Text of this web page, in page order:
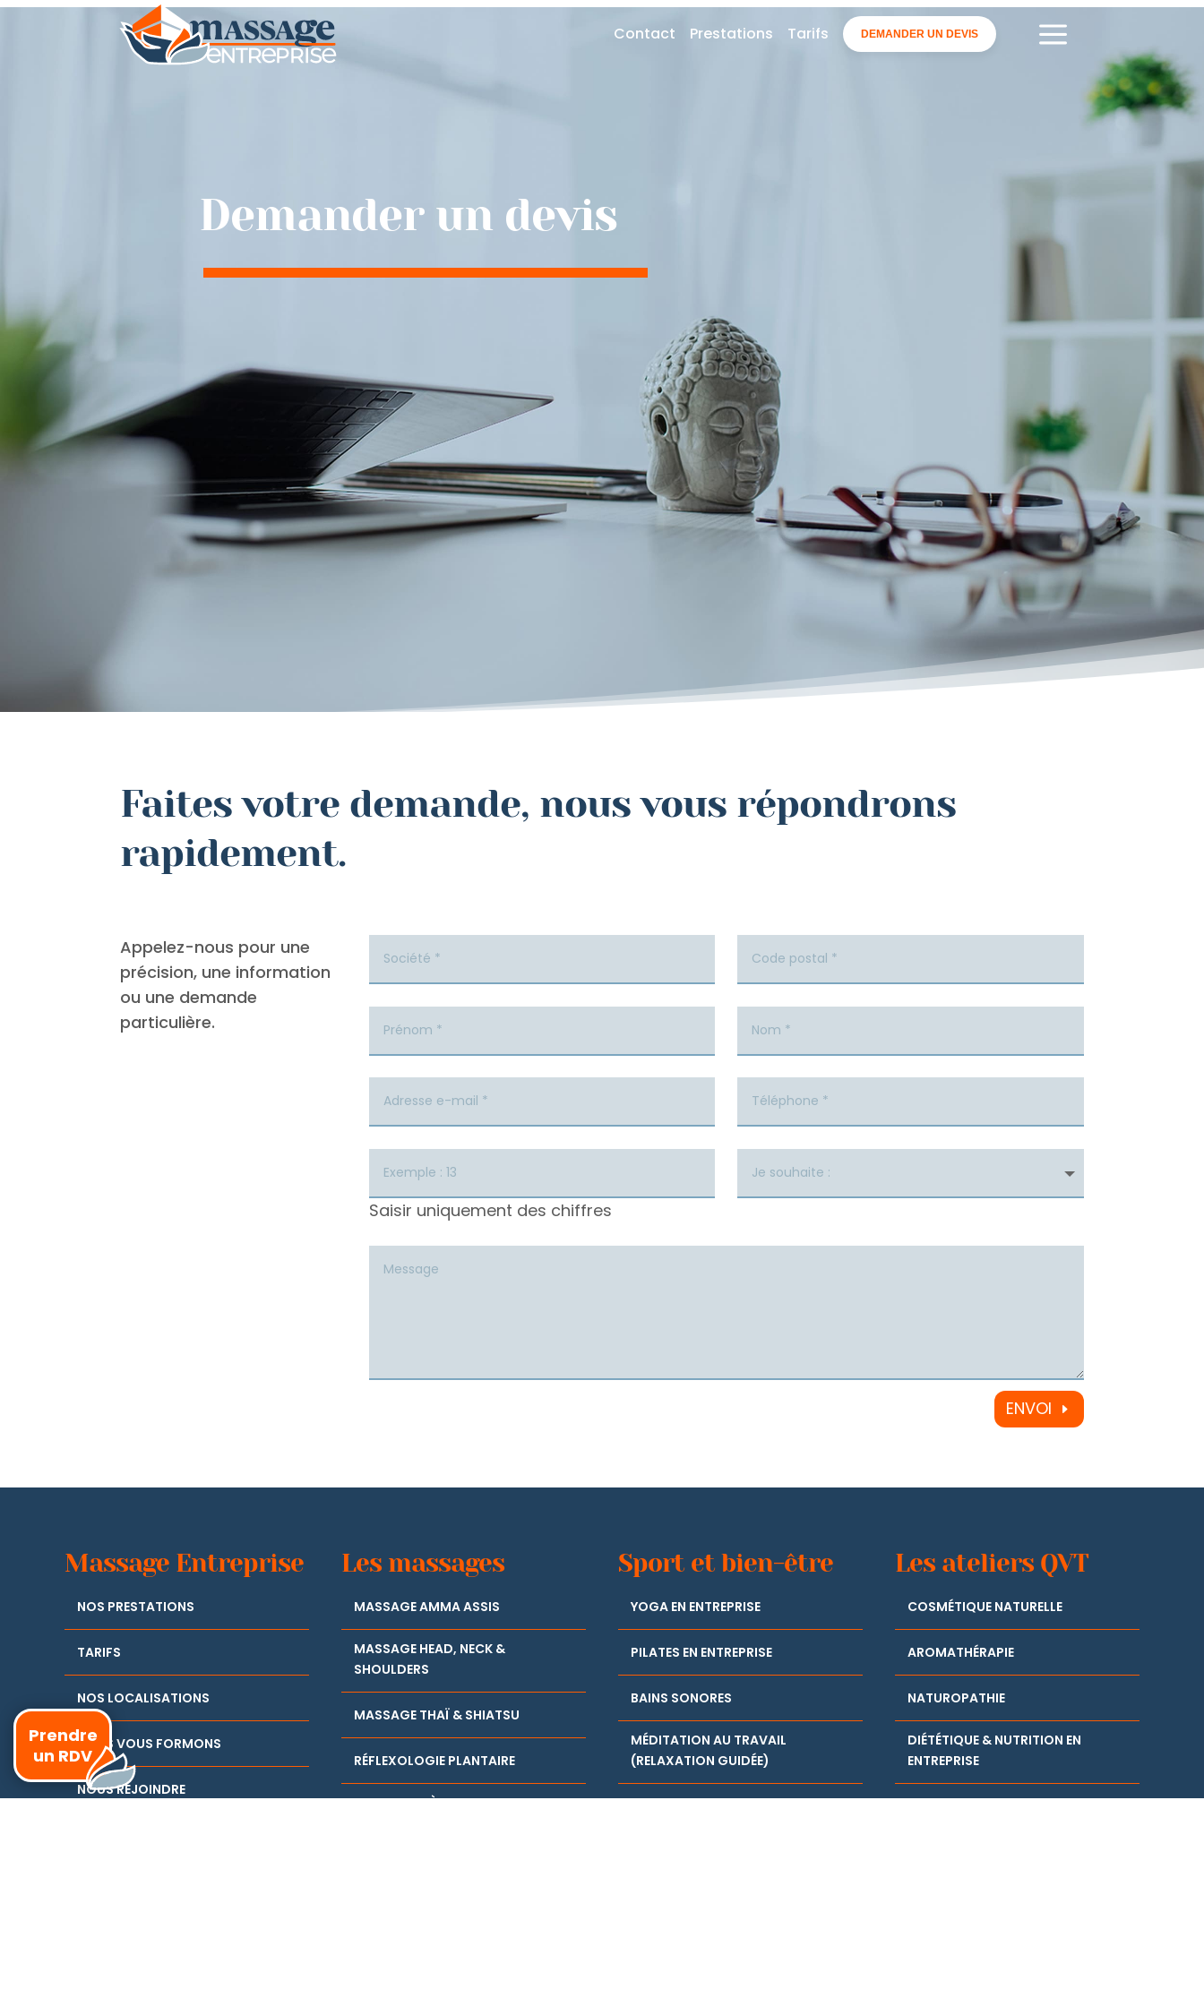
Contact Prestations Tarifs DEMANDER UN DEVIS a
Demander un devis
Faites votre demande, nous vous répondrons
rapidement.
Appelez-nous pour une
précision, une information
ou une demande
particulière.
Saisir uniquement des chiffres
ENVOI
Massage Entreprise
NOS PRESTATIONS
TARIFS
NOS LOCALISATIONS
NOUS VOUS FORMONS
NOUS REJOINDRE
Les massages
MASSAGE AMMA ASSIS
MASSAGE HEAD, NECK &
SHOULDERS
MASSAGE THAÏ & SHIATSU
RÉFLEXOLOGIE PLANTAIRE
APPRENDRE À SE MASSER
Sport et bien-être
YOGA EN ENTREPRISE
PILATES EN ENTREPRISE
BAINS SONORES
MÉDITATION AU TRAVAIL
(RELAXATION GUIDÉE)
Les ateliers QVT
COSMÉTIQUE NATURELLE
AROMATHÉRAPIE
NATUROPATHIE
DIÉTÉTIQUE & NUTRITION EN
ENTREPRISE
Prendre
un RDV